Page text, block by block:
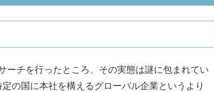
ーチを行ったところ、その実態は謎に包まれてい
の国に本社を構えるグローバル企業というより